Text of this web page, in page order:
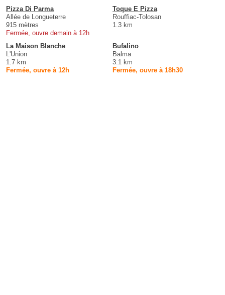
Pizza Di Parma
Allée de Longueterre
915 mètres
Fermée, ouvre demain à 12h
Toque E Pizza
Rouffiac-Tolosan
1.3 km
La Maison Blanche
L'Union
1.7 km
Fermée, ouvre à 12h
Bufalino
Balma
3.1 km
Fermée, ouvre à 18h30